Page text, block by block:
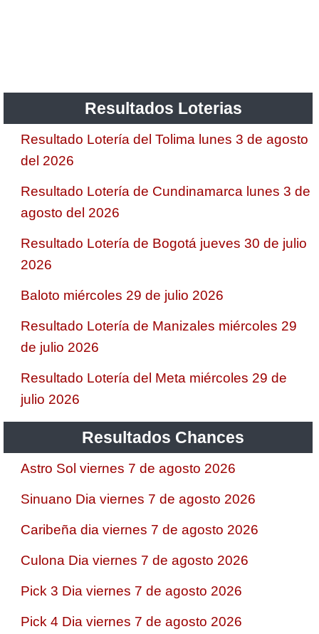
Resultados Loterias
Resultado Lotería del Tolima lunes 3 de agosto
del 2026
Resultado Lotería de Cundinamarca lunes 3 de
agosto del 2026
Resultado Lotería de Bogotá jueves 30 de julio
2026
Baloto miércoles 29 de julio 2026
Resultado Lotería de Manizales miércoles 29
de julio 2026
Resultado Lotería del Meta miércoles 29 de
julio 2026
Resultados Chances
Astro Sol viernes 7 de agosto 2026
Sinuano Dia viernes 7 de agosto 2026
Caribeña dia viernes 7 de agosto 2026
Culona Dia viernes 7 de agosto 2026
Pick 3 Dia viernes 7 de agosto 2026
Pick 4 Dia viernes 7 de agosto 2026